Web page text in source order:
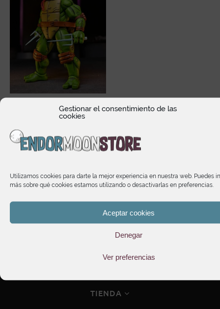
Gestionar el consentimiento de las
cookies
Utilizamos cookies para darte la mejor experiencia en nuestra web. Puedes
más sobre qué cookies estamos utilizando o desactivarlas en preferencias.
Aceptar cookies
Denegar
Ver preferencias
Raphael Teenage Mutant
Ninja Turtles (Mirage
38,90€
HORARIO DE ATENCIÓN
TIENDA